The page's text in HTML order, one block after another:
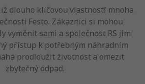
dlouho klíčovou vlastností mnoha
Festo. Zákazníci si mohou
vyměnit sami a společnost RS jim
přístup k potřebným náhradním
prodloužit životnost a omezit
zbytečný odpad.